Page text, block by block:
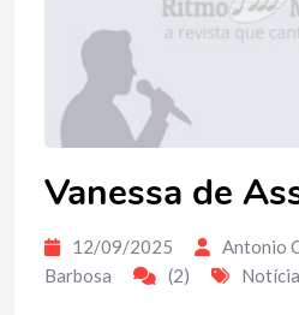
Vanessa de
12/09/2025
Antonio
Barbosa
(2)